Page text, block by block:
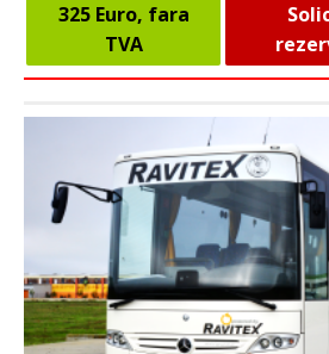
325 Euro, fara
TVA